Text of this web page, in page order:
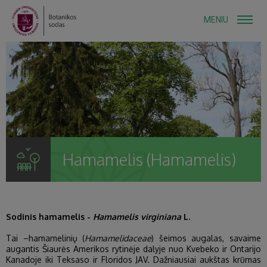
MENIU
Hamamelis (Hamamelis)
Sodinis hamamelis - Hamamelis virginianaL.
Tai –hamamelinių (Hamamelidaceae) šeimos augalas, savaime
augantis Šiaurės Amerikos rytinėje dalyje nuo Kvebeko ir Ontarijo
Kanadoje iki Teksaso ir Floridos JAV. Dažniausiai aukštas krūmas